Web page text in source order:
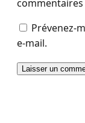
commentaires
Prévenez-
e-mail.